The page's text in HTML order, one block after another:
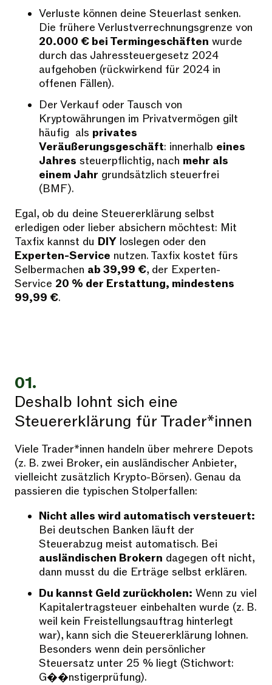
Verluste können deine Steuerlast senken.
Die frühere Verlustverrechnungsgrenze von
20.000 € bei Termingeschäften wurde
durch das Jahressteuergesetz 2024
aufgehoben (rückwirkend für 2024 in
offenen Fällen).
Der Verkauf oder Tausch von
Kryptowährungen im Privatvermögen gilt
häufig als privates
Veräußerungsgeschäft: innerhalb eines
Jahres steuerpflichtig, nach mehr als
einem Jahr grundsätzlich steuerfrei
(BMF).
Egal, ob du deine Steuererklärung selbst
erledigen oder lieber absichern möchtest: Mit
Taxfix kannst du DIY loslegen oder den
Experten-Service nutzen. Taxfix kostet fürs
Selbermachen ab 39,99 €, der Experten-
Service 20 % der Erstattung, mindestens
99,99 €.
01.
Deshalb lohnt sich eine
Steuererklärung für Trader*innen
Viele Trader*innen handeln über mehrere Depots
(z. B. zwei Broker, ein ausländischer Anbieter,
vielleicht zusätzlich Krypto-Börsen). Genau da
passieren die typischen Stolperfallen:
Nicht alles wird automatisch versteuert:
Bei deutschen Banken läuft der
Steuerabzug meist automatisch. Bei
ausländischen Brokern dagegen oft nicht,
dann musst du die Erträge selbst erklären.
Du kannst Geld zurückholen: Wenn zu viel
Kapitalertragsteuer einbehalten wurde (z. B.
weil kein Freistellungsauftrag hinterlegt
war), kann sich die Steuererklärung lohnen.
Besonders wenn dein persönlicher
Steuersatz unter 25 % liegt (Stichwort:
G��nstigerprüfung).